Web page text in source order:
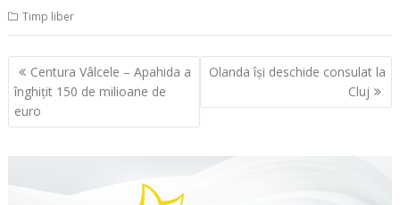
Timp liber
Navigare
în
articole
Centura Vâlcele – Apahida a
înghițit 150 de milioane de
euro
Olanda își deschide consulat la
Cluj